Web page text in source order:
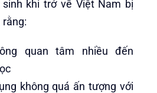
khi trở về Việt Nam bị
rằng:
quan tâm nhiều đến
không quá ấn tượng với